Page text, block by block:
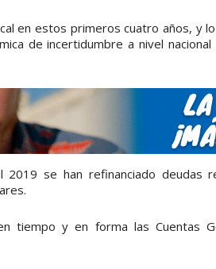
en estos primeros cuatro años, y
de incertidumbre a nivel nacional
se han refinanciado deudas
tiempo y en forma las Cuentas